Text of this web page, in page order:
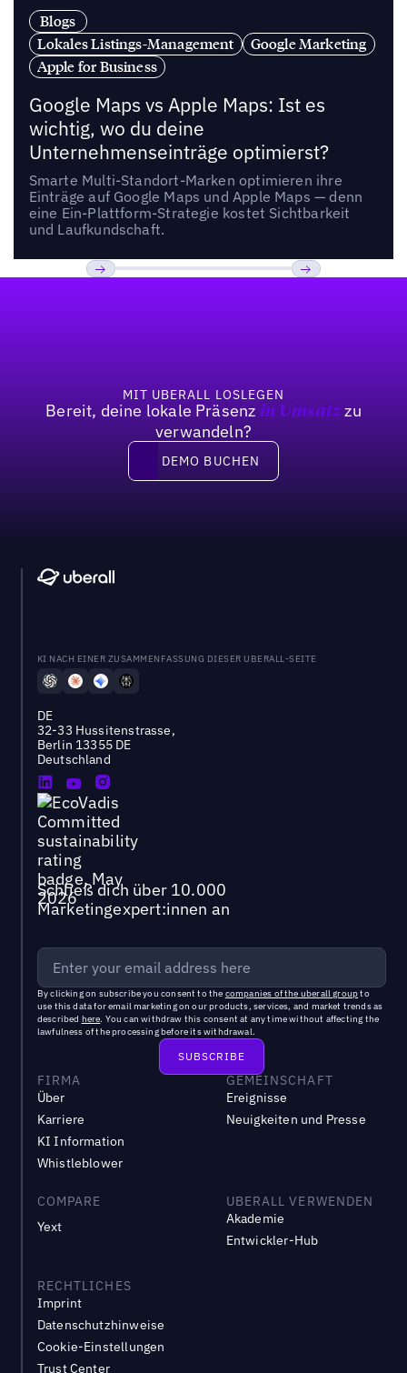
Blogs
Lokales Listings-Management
Google Marketing
Apple for Business
Google Maps vs Apple Maps: Ist es
wichtig, wo du deine
Unternehmenseinträge optimierst?
Smarte Multi-Standort-Marken optimieren ihre
Einträge auf Google Maps und Apple Maps — denn
eine Ein-Plattform-Strategie kostet Sichtbarkeit
und Laufkundschaft.
MIT UBERALL LOSLEGEN
Bereit, deine lokale Präsenz in Umsatzzu
verwandeln?
DEMO BUCHEN
DEMO BUCHEN
KI NACH EINER ZUSAMMENFASSUNG DIESER UBERALL-SEITE
DE
32-33 Hussitenstrasse,
Berlin 13355 DE
Deutschland
Schließ dich über 10.000
Marketingexpert:innen an
By clicking on subscribe you consent to the companies of the uberall groupto
use this data for email marketing on our products, services, and market trends as
described here. You can withdraw this consent at any time without affecting the
lawfulness of the processing before its withdrawal.
FIRMA
Über
Karriere
KI Information
Whistleblower
GEMEINSCHAFT
Ereignisse
Neuigkeiten und Presse
COMPARE
Yext
UBERALL VERWENDEN
Akademie
Entwickler-Hub
RECHTLICHES
Imprint
Datenschutzhinweise
Cookie-Einstellungen
Trust Center